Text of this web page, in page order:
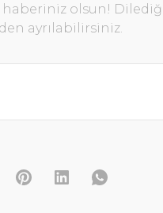
haberiniz olsun!
ayrılabilirsiniz.